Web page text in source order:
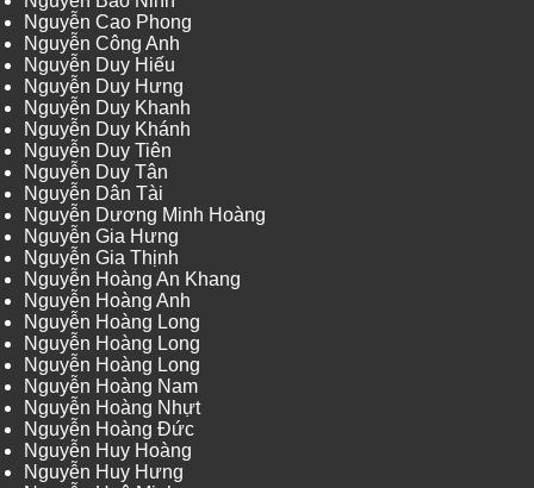
Nguyễn Cao Phong
Nguyễn Công Anh
Nguyễn Duy Hiếu
Nguyễn Duy Hưng
Nguyễn Duy Khanh
Nguyễn Duy Khánh
Nguyễn Duy Tiên
Nguyễn Duy Tân
Nguyễn Dân Tài
Nguyễn Dương Minh Hoàng
Nguyễn Gia Hưng
Nguyễn Gia Thịnh
Nguyễn Hoàng An Khang
Nguyễn Hoàng Anh
Nguyễn Hoàng Long
Nguyễn Hoàng Long
Nguyễn Hoàng Long
Nguyễn Hoàng Nam
Nguyễn Hoàng Nhựt
Nguyễn Hoàng Đức
Nguyễn Huy Hoàng
Nguyễn Huy Hưng